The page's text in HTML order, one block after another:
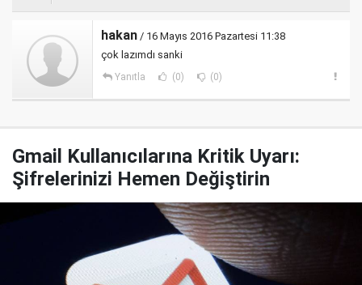
hakan / 16 Mayıs 2016 Pazartesi 11:38
çok lazımdı sanki
Yanıtla (0) (0)
Gmail Kullanıcılarına Kritik Uyarı:
Şifrelerinizi Hemen Değiştirin